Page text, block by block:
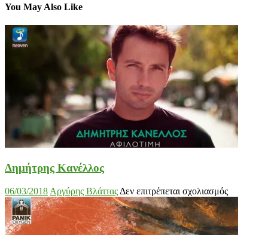
You May Also Like
Δημήτρης Κανέλλος
06/03/2018 Αργύρης Βλάττας Δεν επιτρέπεται σχολιασμόςστο
Κανέλλος